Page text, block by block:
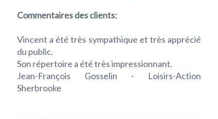
Commentaires des clients:
Vincent a été très sympathique et très apprécié
du public.
Son répertoire a été très impressionnant.
Jean-François Gosselin - Loisirs-Action
Sherbrooke